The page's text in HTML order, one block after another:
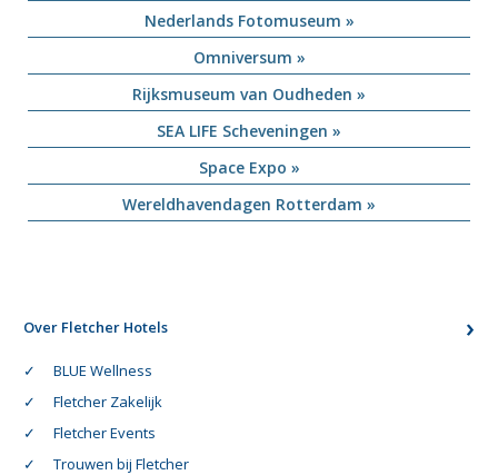
Nederlands Fotomuseum »
Omniversum »
Rijksmuseum van Oudheden »
SEA LIFE Scheveningen »
Space Expo »
Wereldhavendagen Rotterdam »
Over Fletcher Hotels
BLUE Wellness
Fletcher Zakelijk
Fletcher Events
Trouwen bij Fletcher